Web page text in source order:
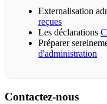
Externalisation
reçues
Les déclarations
Préparer
d'administration
Contactez-nous